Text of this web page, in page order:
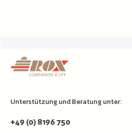
Unterstützung und Beratung unter:
+49 (0) 8196 750